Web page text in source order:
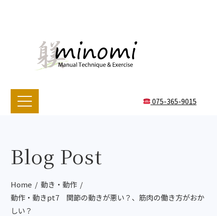
075-365-9015
Blog Post
Home
動き・動作
動作・動きpt7 関節の動きが悪い？、筋肉の働き方がおか
しい？